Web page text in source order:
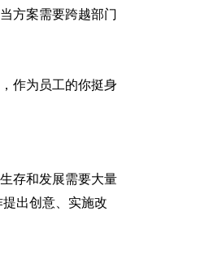
方案需要跨越部门
作为员工的你挺身
存和发展需要大量
出创意、实施改